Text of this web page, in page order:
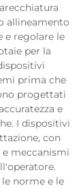
allineamento
e regolare le
per la
prima che
progettati
e
I dispositivi
con
meccanismi
norme e le